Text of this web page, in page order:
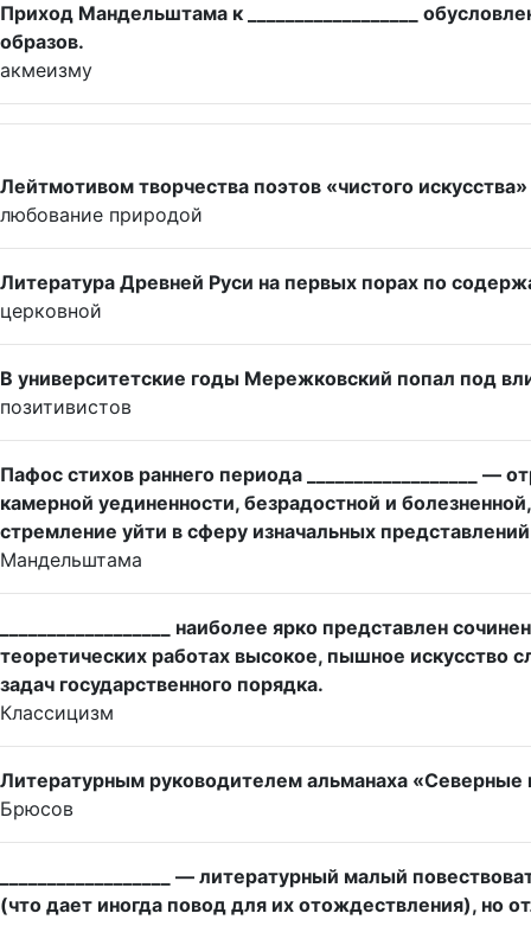
Приход Мандельштама к __________________
образов.
акмеизму
Лейтмотивом творчества поэтов «чистого
любование природой
Литература Древней Руси на первых порах по
церковной
В университетские годы Мережковский попал под
позитивистов
Пафос стихов раннего периода __________________
камерной уединенности, безрадостной и
стремление уйти в сферу изначальных
Мандельштама
__________________ наиболее ярко представлен
теоретических работах высокое, пышное искусство
задач государственного порядка.
Классицизм
Литературным руководителем альманаха «Северные
Брюсов
__________________ — литературный малый
(что дает иногда повод для их отождествления), но